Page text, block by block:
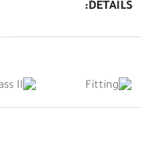
DETAILS: